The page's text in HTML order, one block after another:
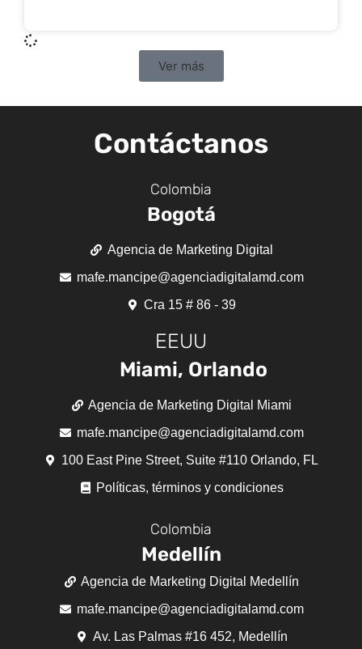
Ver más
Contáctanos
Colombia
Bogotá
Agencia de Marketing Digital
mafe.mancipe@agenciadigitalamd.com
Cra 15 # 86 - 39
EEUU
Miami, Orlando
Agencia de Marketing Digital Miami
mafe.mancipe@agenciadigitalamd.com
100 East Pine Street, Suite #110 Orlando, FL
Políticas, términos y condiciones
Colombia
Medellín
Agencia de Marketing Digital Medellín
mafe.mancipe@agenciadigitalamd.com
Av. Las Palmas #16 452, Medellín